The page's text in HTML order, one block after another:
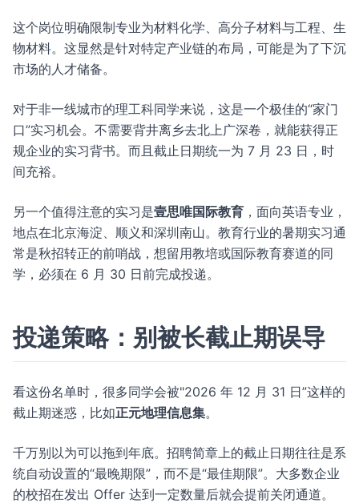
这个岗位明确限制专业为材料化学、高分子材料与工程、生
物材料。这显然是针对特定产业链的布局，可能是为了下沉
市场的人才储备。
对于非一线城市的理工科同学来说，这是一个极佳的“家门
口”实习机会。不需要背井离乡去北上广深卷，就能获得正
规企业的实习背书。而且截止日期统一为 7 月 23 日，时
间充裕。
另一个值得注意的实习是壹思唯国际教育 ，面向英语专业，
地点在北京海淀、顺义和深圳南山。教育行业的暑期实习通
常是秋招转正的前哨战，想留用教培或国际教育赛道的同
学，必须在 6 月 30 日前完成投递。
投递策略：别被长截止期误导
看这份名单时，很多同学会被"2026 年 12 月 31 日”这样的
截止期迷惑，比如正元地理信息集。
千万别以为可以拖到年底。招聘简章上的截止日期往往是系
统自动设置的“最晚期限”，而不是“最佳期限”。大多数企业
的校招在发出 Offer 达到一定数量后就会提前关闭通道。